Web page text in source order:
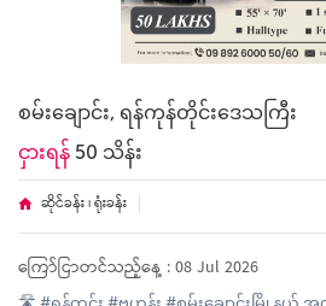
စမ်းချောင်း, ရန်ကုန်တိုင်းဒေသကြီး
ငှားရန် 50 သိန်း
ဆိုင်ခန်း ၊ ရုံးခန်း
ကြော်ငြာတင်သည့်နေ့ : 08 Jul 2026